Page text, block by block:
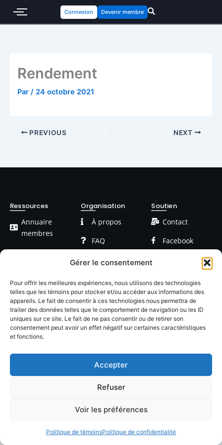
Gérer le consentement
Pour offrir les meilleures expériences, nous utilisons des technologies
telles que les témoins pour stocker et/ou accéder aux informations des
appareils. Le fait de consentir à ces technologies nous permettra de
traiter des données telles que le comportement de navigation ou les ID
uniques sur ce site. Le fait de ne pas consentir ou de retirer son
consentement peut avoir un effet négatif sur certaines caractéristiques
et fonctions.
Accepter
Refuser
Voir les préférences
Politique de témoinsPolitique de confidentialité
Connexion Devenir membre
Rendement
Par / 24 octobre 2021
PREVIOUS NEXT
Ressources
Annuaire
membres
Devenir
Blog / Articles
Organisation
À propos
FAQ
Formations
Événements
Soutien
Contact
Facebook
Confidentialté